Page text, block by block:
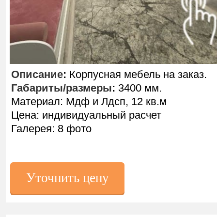
Описание: Корпусная мебель на заказ.
Габариты/размеры: 3400 мм.
Материал: Мдф и Лдсп, 12 кв.м
Цена: индивидуальный расчет
Галерея: 8 фото
Уточнить цену